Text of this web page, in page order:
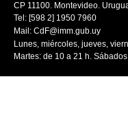
CP 11100. Montevideo.
Tel: [598 2] 1950 7960
Mail: CdF@imm.gub.uy
Lunes, miércoles, jueves,
Martes: de 10 a 21 h.